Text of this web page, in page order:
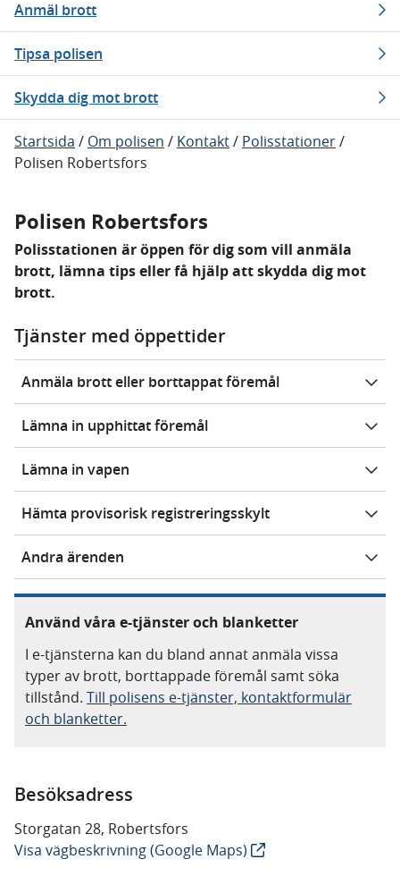
Anmäl brott
Tipsa polisen
Skydda dig mot brott
Startsida / Om polisen / Kontakt/ Polisstationer/
Polisen Robertsfors
Polisen Robertsfors
Polisstationen är öppen för dig som vill anmäla
brott, lämna tips eller få hjälp att skydda dig mot
brott.
Tjänster med öppettider
Anmäla brott eller borttappat föremål
Lämna in upphittat föremål
Lämna in vapen
Hämta provisorisk registreringsskylt
Andra ärenden
Använd våra e-tjänster och blanketter
I e-tjänsterna kan du bland annat anmäla vissa
typer av brott, borttappade föremål samt söka
tillstånd. Till polisens e-tjänster, kontaktformulär
och blanketter.
Besöksadress
Storgatan 28, Robertsfors
Visa vägbeskrivning (Google Maps)